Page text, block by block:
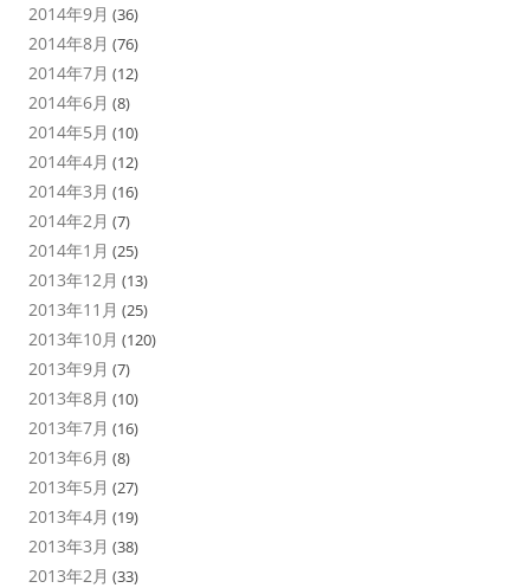
2014年9月 (36)
2014年8月 (76)
2014年7月 (12)
2014年6月 (8)
2014年5月 (10)
2014年4月 (12)
2014年3月 (16)
2014年2月 (7)
2014年1月 (25)
2013年12月 (13)
2013年11月 (25)
2013年10月 (120)
2013年9月 (7)
2013年8月 (10)
2013年7月 (16)
2013年6月 (8)
2013年5月 (27)
2013年4月 (19)
2013年3月 (38)
2013年2月 (33)